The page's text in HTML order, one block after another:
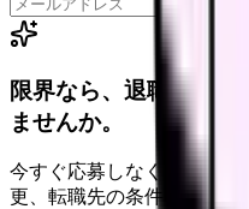
限界なら、退職前に次
ませんか。
今すぐ応募しなくても大
更、転職先の条件を第三者